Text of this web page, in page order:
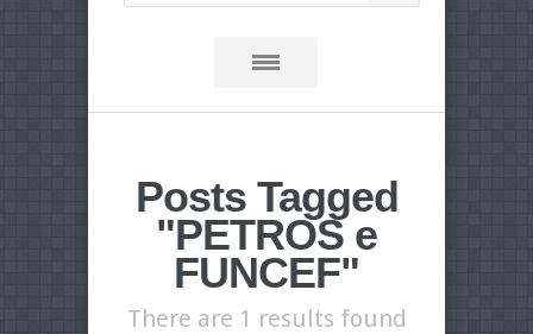
Posts Tagged
"PETROS e
FUNCEF"
There are 1 results found